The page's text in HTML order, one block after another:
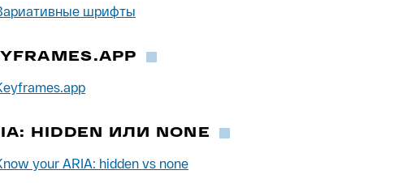
шрифты
HIDDEN ИЛИ NONE
your ARIA: hidden vs none